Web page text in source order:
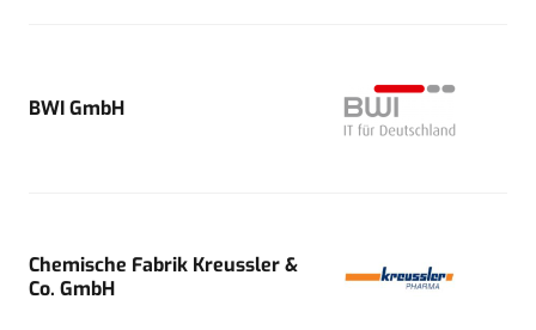
BWI GmbH
Chemische Fabrik Kreussler &
Co. GmbH